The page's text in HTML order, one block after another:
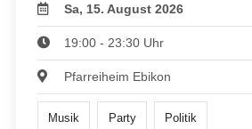
Sa, 15. August 2026
19:00 - 23:30 Uhr
Pfarreiheim Ebikon
Musik Party Politik